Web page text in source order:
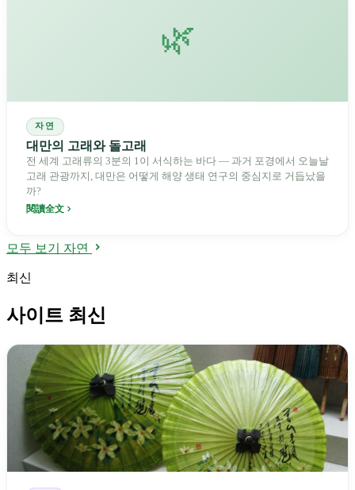
🌿
자연
대만의 고래와 돌고래
전 세계 고래류의 3분의 1이 서식하는 바다 — 과거 포경에서 오늘날
고래 관광까지, 대만은 어떻게 해양 생태 연구의 중심지로 거듭났을
까?
閱讀全文
모두 보기 자연
최신
사이트 최신